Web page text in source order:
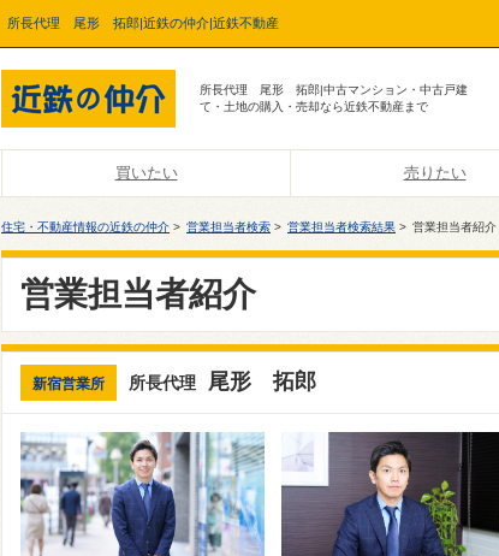
所長代理 尾形 拓郎|近鉄の仲介|近鉄不動産
所長代理 尾形 拓郎|中古マンション・中古戸建
て・土地の購入・売却なら近鉄不動産まで
買いたい 売りたい
住宅・不動産情報の近鉄の仲介 > 営業担当者検索 > 営業担当者検索結果 > 営業担当者紹介
営業担当者紹介
新宿営業所 所長代理 尾形 拓郎